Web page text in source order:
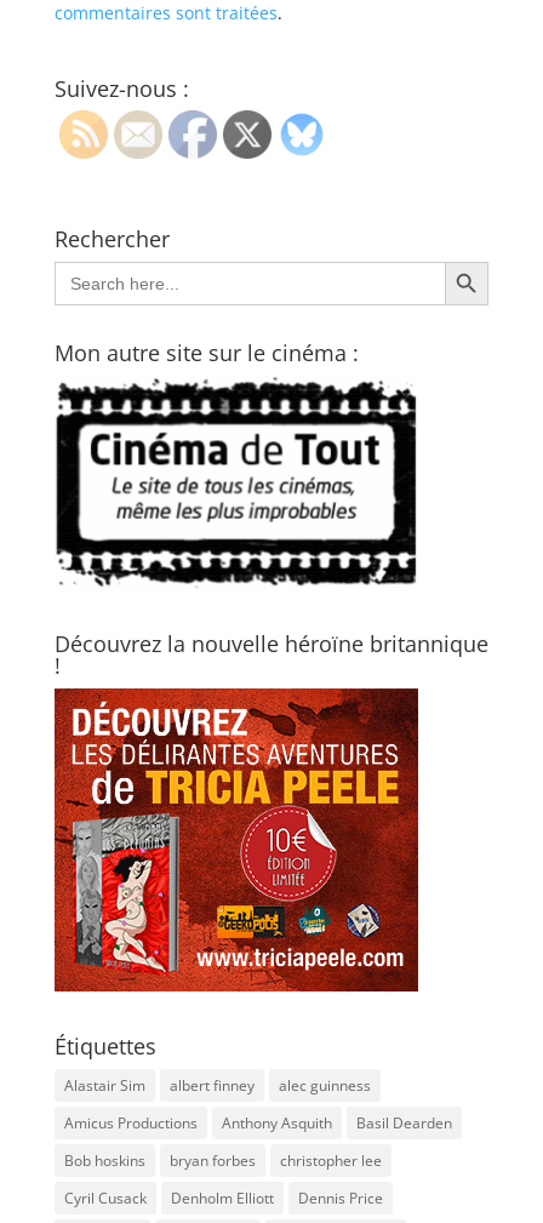
commentaires sont traitées.
Suivez-nous :
Rechercher
Search
for:
Search Button
Mon autre site sur le cinéma :
Découvrez la nouvelle héroïne britannique
!
Étiquettes
Alastair Sim albert finney
alec guinness
Amicus Productions
Anthony Asquith
Basil Dearden
Bob hoskins
bryan forbes
christopher lee
Cyril Cusack
Denholm Elliott
Dennis Price